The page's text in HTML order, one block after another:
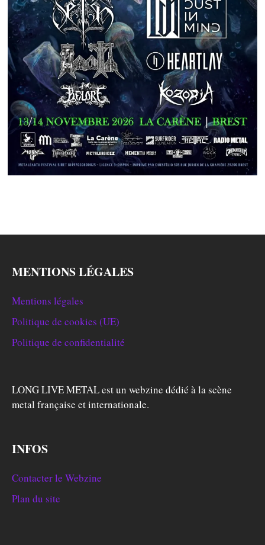
MENTIONS LÉGALES
Mentions légales
Politique de cookies (UE)
Politique de confidentialité
LONG LIVE METAL est un webzine dédié à la scène
metal française et internationale.
INFOS
Contacter le Webzine
Plan du site